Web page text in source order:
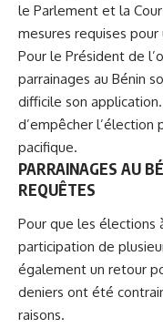
le Parlement et la
mesures requises
Pour le Président de
parrainages au Bénin
difficile son
d’empêcher
pacifique.
PARRAINAGES AU
REQUÊTES
Pour que les élections
participation de
également un retour
deniers ont été
raisons.